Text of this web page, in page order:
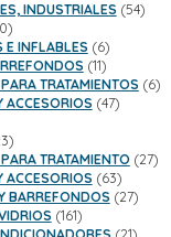
productos
INDUSTRIALES 5454
70
productos
E INFLABLES 66
productos
1111
productos
TRATAMIENTOS 66
ACCESORIOS 4747
23
productosTRATAMIENTO 2727
ACCESORIOS 6363
productos
BARREFONDOS 2727
161161
productos21